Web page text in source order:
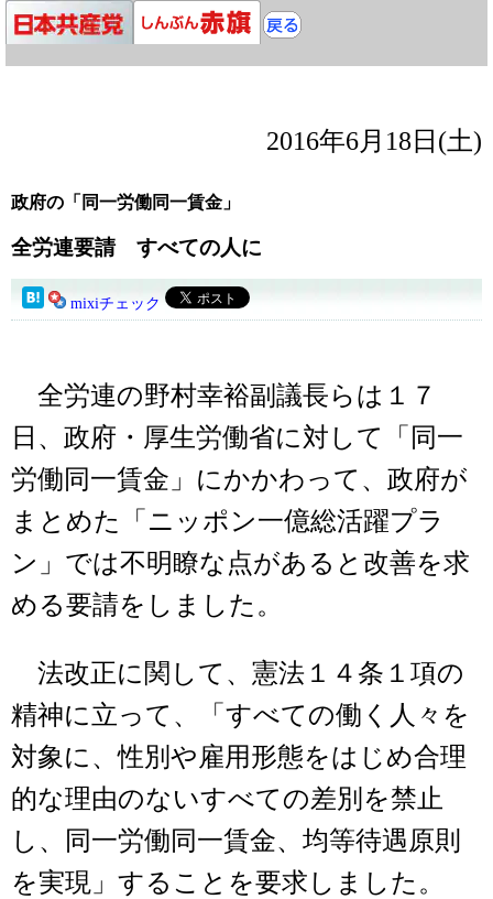
2016年6月18日(土)
政府の「同一労働同一賃金」
全労連要請 すべての人に
mixiチェック
全労連の野村幸裕副議長らは１７
日、政府・厚生労働省に対して「同一
労働同一賃金」にかかわって、政府が
まとめた「ニッポン一億総活躍プラ
ン」では不明瞭な点があると改善を求
める要請をしました。
法改正に関して、憲法１４条１項の
精神に立って、「すべての働く人々を
対象に、性別や雇用形態をはじめ合理
的な理由のないすべての差別を禁止
し、同一労働同一賃金、均等待遇原則
を実現」することを要求しました。